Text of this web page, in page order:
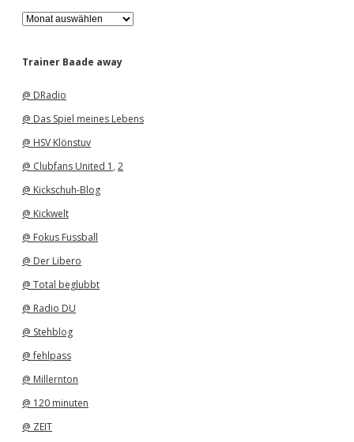
A
r
h
Trainer Baade away
@ DRadio
@ Das Spiel meines Lebens
@ HSV Klönstuv
@ Clubfans United 1 , 2
@ Kickschuh-Blog
@ Kickwelt
@ Fokus Fussball
@ Der Libero
@ Total beglubbt
@ Radio DU
@ Stehblog
@ fehlpass
@ Millernton
@ 120 minuten
@ ZEIT